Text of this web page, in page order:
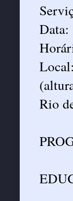
Rio